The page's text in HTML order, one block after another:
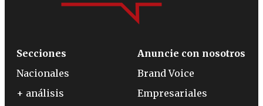
Secciones
Nacionales
+ análisis
Anuncie con nosotros
Brand Voice
Empresariales